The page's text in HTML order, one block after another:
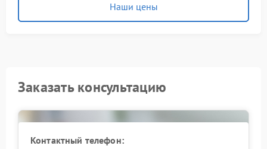
Наши цены
Заказать консультацию
Контактный телефон: